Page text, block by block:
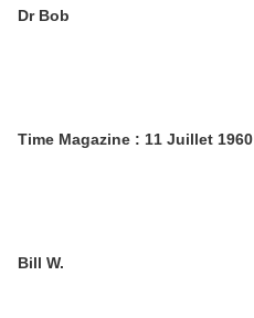
Dr Bob
Time Magazine : 11 Juillet 1960
Bill W.